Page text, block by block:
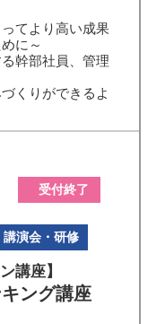
てより高い成果
に～
幹部社員、管理
くりができるよ
受付終了
講演会・研修
講座】
ング講座